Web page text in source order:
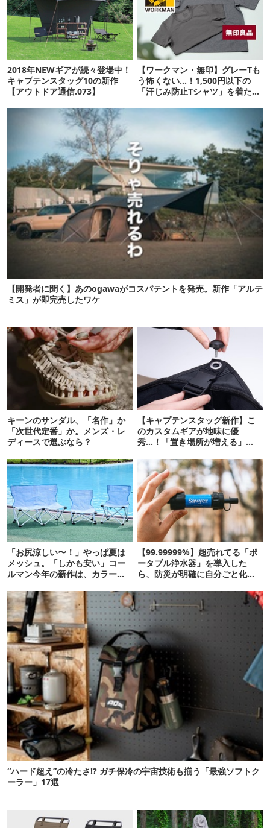
2018年NEWギアが続々登場中！
キャプテンスタッグ10の新作
【アウトドア通信.073】
【ワークマン・無印】グレーTも
う怖くない…！1,500円以下の
「汗じみ防止Tシャツ」を着たら
【開発者に聞く】あのogawaがコスパテントを発売。新作「アルテ
ミス」が即完売したワケ
キーンのサンダル、「名作」か
「次世代定番」か。メンズ・レ
ディースで選ぶなら？
【キャプテンスタッグ新作】こ
のカスタムギアが地味に優
秀…！「置き場所が増える」
「お尻涼しい〜！」やっぱ夏は
メッシュ。「しかも安い」コー
ルマン今年の新作は、カラーも
【99.99999%】超売れてる「ポ
ータブル浄水器」を導入した
ら、防災が明確に自分ごと化し
“ハード超え”の冷たさ!? ガチ保冷の宇宙技術も揃う「最強ソフトク
ーラー」17選